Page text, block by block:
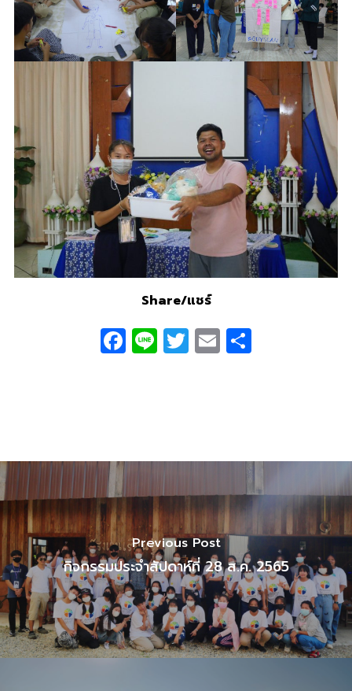
Share/แชร์
Facebook
LineTwitter
Email
Previous Post
กิจกรรมประจำสัปดาห์ที่ 28 ส.ค. 2565